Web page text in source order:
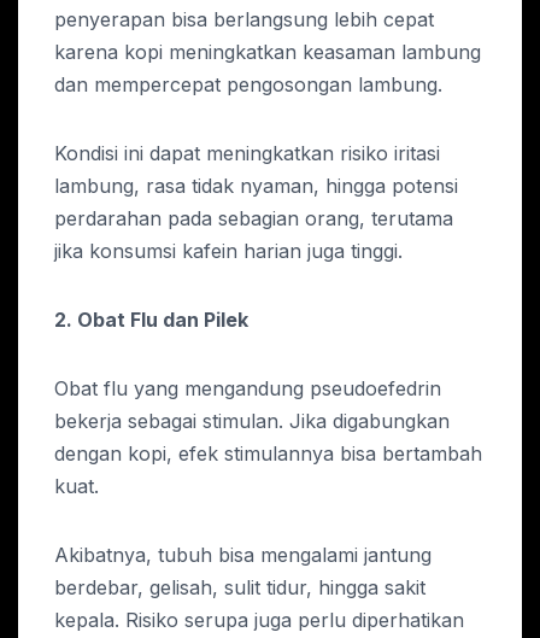
penyerapan bisa berlangsung lebih cepat
karena kopi meningkatkan keasaman lambung
dan mempercepat pengosongan lambung.
Kondisi ini dapat meningkatkan risiko iritasi
lambung, rasa tidak nyaman, hingga potensi
perdarahan pada sebagian orang, terutama
jika konsumsi kafein harian juga tinggi.
2. Obat Flu dan Pilek
Obat flu yang mengandung pseudoefedrin
bekerja sebagai stimulan. Jika digabungkan
dengan kopi, efek stimulannya bisa bertambah
kuat.
Akibatnya, tubuh bisa mengalami jantung
berdebar, gelisah, sulit tidur, hingga sakit
kepala. Risiko serupa juga perlu diperhatikan